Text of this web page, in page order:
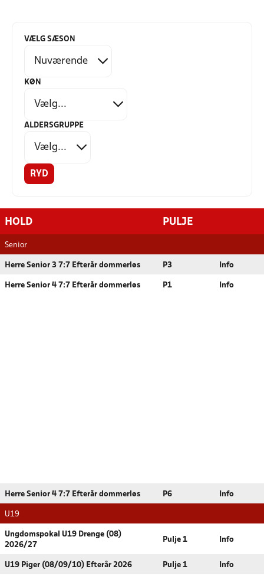
VÆLG SÆSON
KØN
ALDERSGRUPPE
RYD
HOLD PULJE
Senior
Herre Senior 3 7:7 Efterår dommerløs P3 Info
Herre Senior 4 7:7 Efterår dommerløs P1 Info
Herre Senior 4 7:7 Efterår dommerløs P6 Info
U19
Ungdomspokal U19 Drenge (08)
2026/27
Pulje 1 Info
U19 Piger (08/09/10) Efterår 2026 Pulje 1 Info